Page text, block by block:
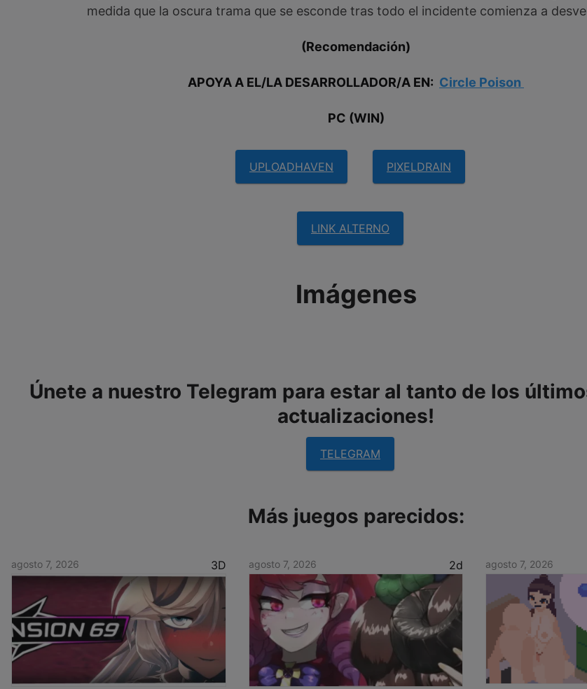
medida que la oscura trama que se esconde tras todo el incidente comienza a
(Recomendación)
APOYA A EL/LA DESARROLLADOR/A EN: Circle Poison
PC (WIN)
UPLOADHAVEN PIXELDRAIN
LINK ALTERNO
Imágenes
Únete a nuestro Telegram para estar al tanto de los
actualizaciones!
TELEGRAM
Más juegos parecidos:
agosto 7, 2026 3D agosto 7, 2026 2d agosto 7, 2026